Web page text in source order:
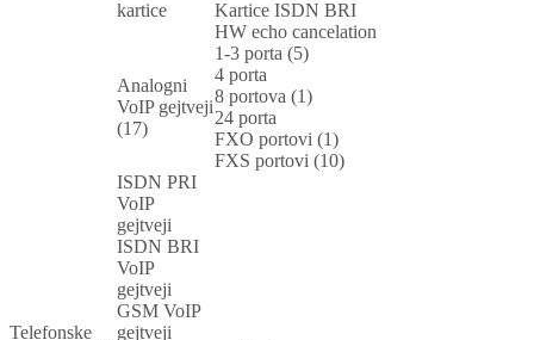
Telefonske
kartice
Kartice ISDN BRI
HW echo cancelation
Analogni
VoIP gejtveji
(17)
1-3 porta (5)
4 porta
8 portova (1)
24 porta
FXO portovi (1)
FXS portovi (10)
ISDN PRI
VoIP
gejtveji
ISDN BRI
VoIP
gejtveji
GSM VoIP
gejtveji